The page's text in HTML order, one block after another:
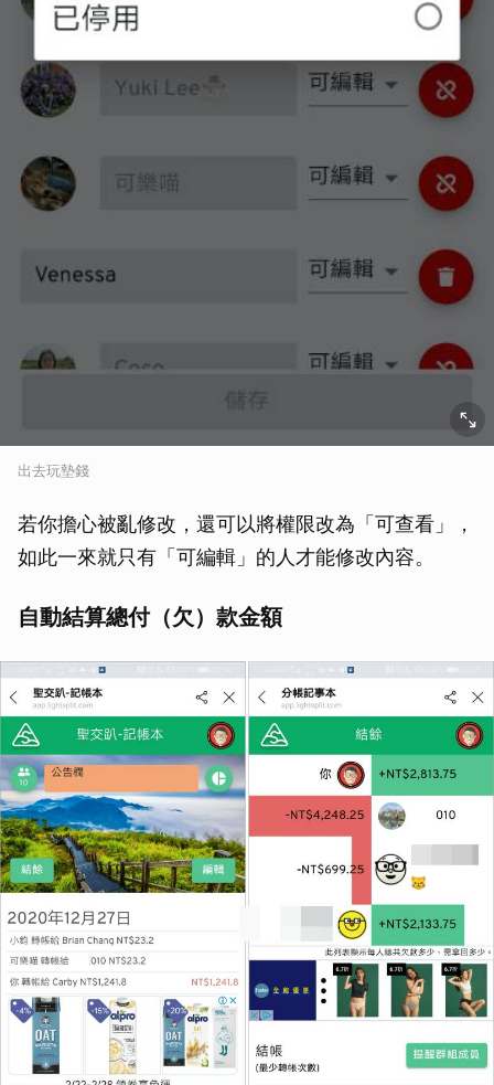
出去玩墊錢
若你擔心被亂修改，還可以將權限改為「可查看」，
如此一來就只有「可編輯」的人才能修改內容。
自動結算總付（欠）款金額
取消